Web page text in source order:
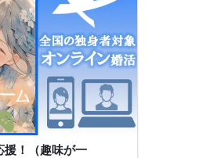
援！（趣味が一